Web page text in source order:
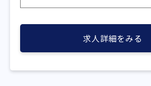
求人詳細をみる